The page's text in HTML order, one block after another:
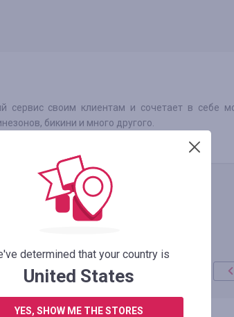
сервис своим клиентам и сочетает в себе
бикини и много другого.
ОТЗЫВ
determined that your country is
United States
YES, SHOW ME THE STORES